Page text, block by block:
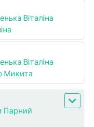
Віталіна
Віталіна
Микита
Парний